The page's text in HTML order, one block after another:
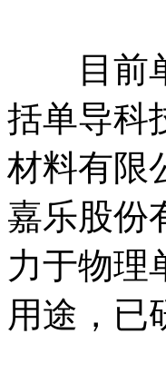
目前单
括单导科
材料有限
嘉乐股份
力于物理
用途，已